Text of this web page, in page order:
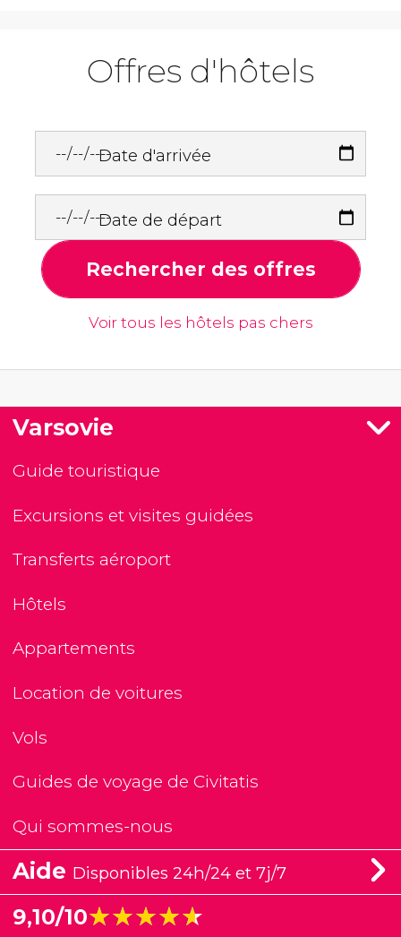
Offres d'hôtels
Date d'arrivée
Date de départ
Rechercher des offres
Voir tous les hôtels pas chers
Varsovie
Guide touristique
Excursions et visites guidées
Transferts aéroport
Hôtels
Appartements
Location de voitures
Vols
Guides de voyage de Civitatis
Qui sommes-nous
Aide Disponibles 24h/24 et 7j/7
9,10/10★★★★★
★★★★★